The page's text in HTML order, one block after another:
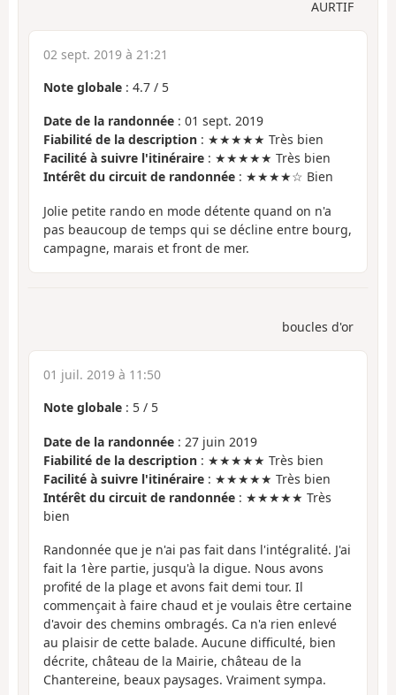
AURTIF
02 sept. 2019 à 21:21
Note globale : 4.7 / 5
Date de la randonnée : 01 sept. 2019
Fiabilité de la description : ★★★★★ Très bien
Facilité à suivre l'itinéraire : ★★★★★ Très bien
Intérêt du circuit de randonnée : ★★★★☆ Bien
Jolie petite rando en mode détente quand on n'a
pas beaucoup de temps qui se décline entre bourg,
campagne, marais et front de mer.
boucles d'or
01 juil. 2019 à 11:50
Note globale : 5 / 5
Date de la randonnée : 27 juin 2019
Fiabilité de la description : ★★★★★ Très bien
Facilité à suivre l'itinéraire : ★★★★★ Très bien
Intérêt du circuit de randonnée : ★★★★★ Très
bien
Randonnée que je n'ai pas fait dans l'intégralité. J'ai
fait la 1ère partie, jusqu'à la digue. Nous avons
profité de la plage et avons fait demi tour. Il
commençait à faire chaud et je voulais être certaine
d'avoir des chemins ombragés. Ca n'a rien enlevé
au plaisir de cette balade. Aucune difficulté, bien
décrite, château de la Mairie, château de la
Chantereine, beaux paysages. Vraiment sympa.